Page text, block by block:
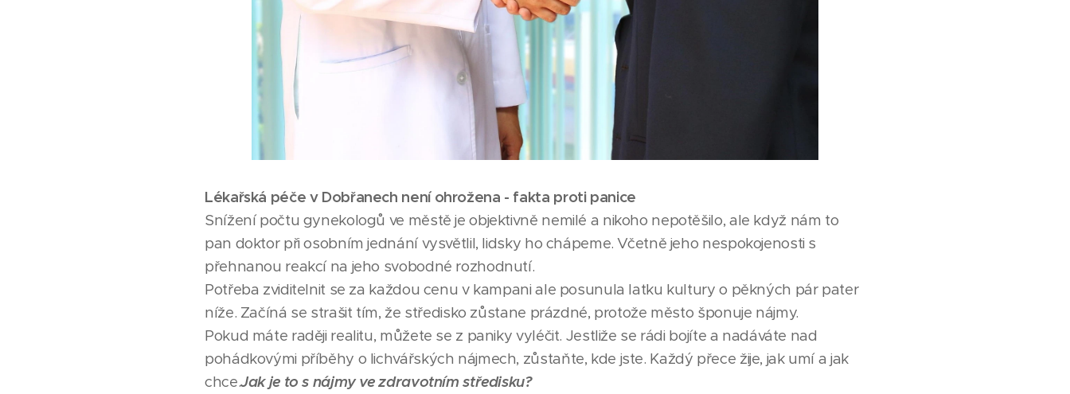
Lékařská péče v Dobřanech není ohrožena - fakta proti panice
Snížení počtu gynekologů ve městě je objektivně nemilé a nikoho nepotěšilo, ale když nám to
pan doktor při osobním jednání vysvětlil, lidsky ho chápeme. Včetně jeho nespokojenosti s
přehnanou reakcí na jeho svobodné rozhodnutí.
Potřeba zviditelnit se za každou cenu v kampani ale posunula laťku kultury o pěkných pár pater
níže. Začíná se strašit tím, že středisko zůstane prázdné, protože město šponuje nájmy.
Pokud máte raději realitu, můžete se z paniky vyléčit. Jestliže se rádi bojíte a nadáváte nad
pohádkovými příběhy o lichvářských nájmech, zůstaňte, kde jste. Každý přece žije, jak umí a jak
chce.Jak je to s nájmy ve zdravotním středisku?